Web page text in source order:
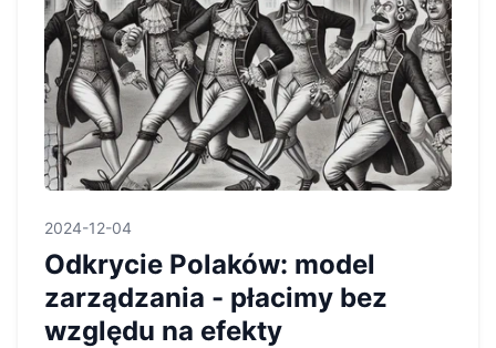
2024-12-04
Odkrycie Polaków: model
zarządzania - płacimy bez
względu na efekty